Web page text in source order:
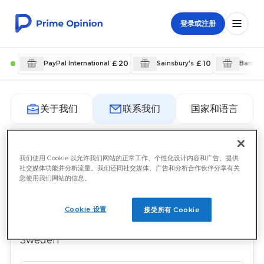
登录或注册
PayPal International £ 20 Sainsbury's £ 10 Bank
关于我们 联系我们 国家和语言
联系我们
Sveavägen 17
Sweden
我们使用 Cookie 以允许我们网站的正常工作、个性化设计内容和广告、提供
社交媒体功能并分析流量。我们还同社交媒体、广告和分析合作伙伴分享有关
您使用我们网站的信息。
接受所有 Cookie
Cookie 设置